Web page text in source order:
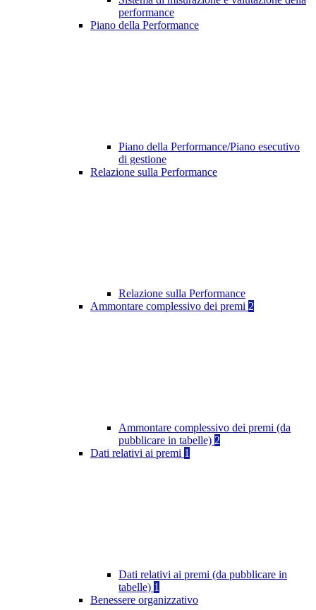
performance
Piano della Performance
Piano della Performance/Piano esecutivo
di gestione
Relazione sulla Performance
Relazione sulla Performance
Ammontare complessivo dei premi 2
Ammontare complessivo dei premi (da
pubblicare in tabelle) 2
Dati relativi ai premi 1
Dati relativi ai premi (da pubblicare in
tabelle) 1
Benessere organizzativo